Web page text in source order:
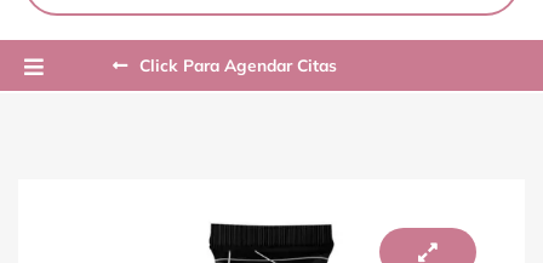
Click Para Agendar Citas